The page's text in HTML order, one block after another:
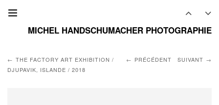
MICHEL HANDSCHUMACHER PHOTOGRAPHIE
PRÉCÉDENT SUIVANT
THE FACTORY ART EXHIBITION /
DJUPAVIK, ISLANDE / 2018